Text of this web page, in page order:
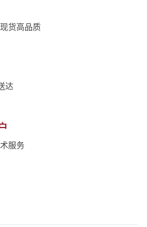
货高品质
达
服务